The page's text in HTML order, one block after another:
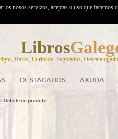
Libros
Raros, Curiosos, Esgotados,
DESTACADOS AXUDA
> Detalle do produto
nosos servizos, aceptas o uso que facemos